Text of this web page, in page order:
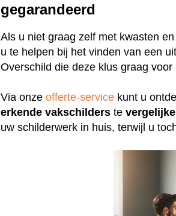
gegarandeerd
Als u niet graag zelf met kwasten
u te helpen bij het vinden van een
Overschild die deze klus graag voor
Via onzeofferte-service kunt u
erkende vakschilders te
uw schilderwerk in huis, terwijl u